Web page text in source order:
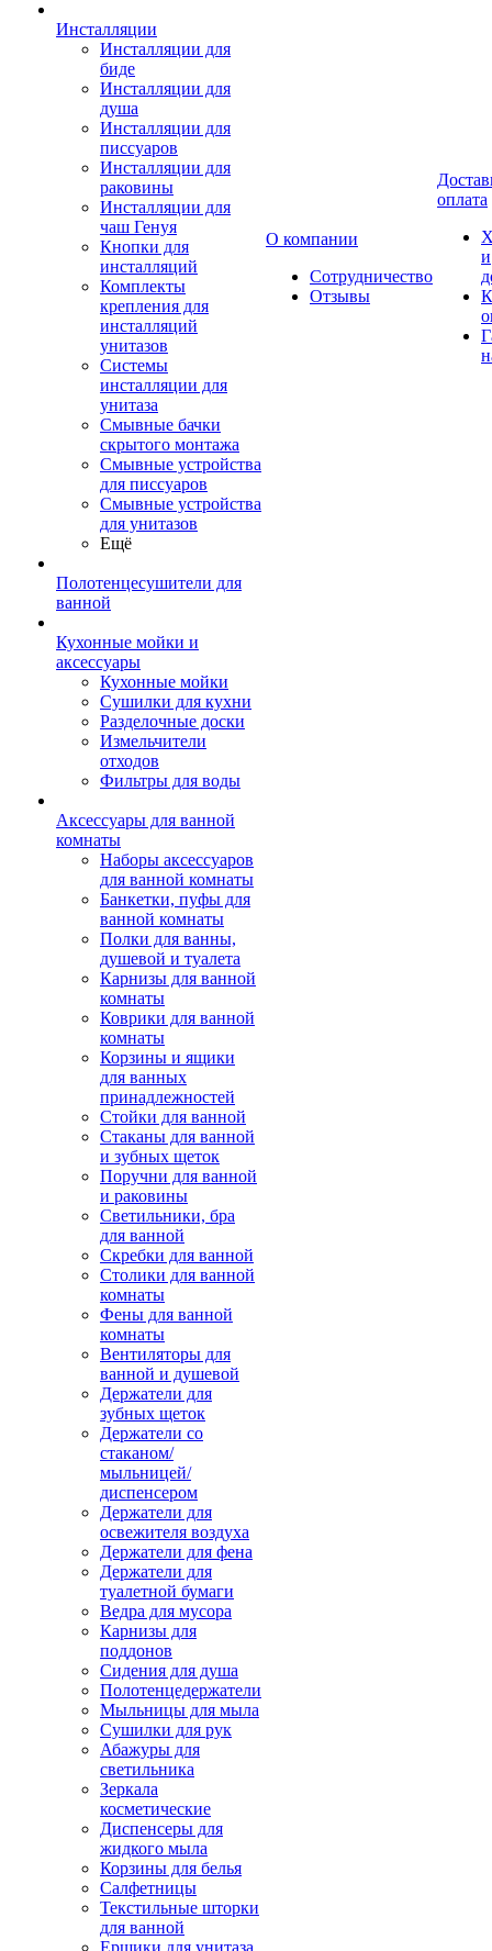
Инсталляции
Инсталляции для
биде
Инсталляции для
душа
Инсталляции для
писсуаров
Инсталляции для
раковины
Инсталляции для
чаш Генуя
Кнопки для
инсталляций
Комплекты
крепления для
инсталляций
унитазов
Системы
инсталляции для
унитаза
Смывные бачки
скрытого монтажа
Смывные устройства
для писсуаров
Смывные устройства
для унитазов
Ещё
Полотенцесушители для
ванной
Кухонные мойки и
аксессуары
Кухонные мойки
Сушилки для кухни
Разделочные доски
Измельчители
отходов
Фильтры для воды
Аксессуары для ванной
комнаты
Наборы аксессуаров
для ванной комнаты
Банкетки, пуфы для
ванной комнаты
Полки для ванны,
душевой и туалета
Карнизы для ванной
комнаты
Коврики для ванной
комнаты
Корзины и ящики
для ванных
принадлежностей
Стойки для ванной
Стаканы для ванной
и зубных щеток
Поручни для ванной
и раковины
Светильники, бра
для ванной
Скребки для ванной
Столики для ванной
комнаты
Фены для ванной
комнаты
Вентиляторы для
ванной и душевой
Держатели для
зубных щеток
Держатели со
стаканом/
мыльницей/
диспенсером
Держатели для
освежителя воздуха
Держатели для фена
Держатели для
туалетной бумаги
Ведра для мусора
Карнизы для
поддонов
Сидения для душа
Полотенцедержатели
Мыльницы для мыла
Сушилки для рук
Абажуры для
светильника
Зеркала
косметические
Диспенсеры для
жидкого мыла
Корзины для белья
Салфетницы
Текстильные шторки
для ванной
Ершики для унитаза
О компании
Сотрудничество
Отзывы
оплата
и